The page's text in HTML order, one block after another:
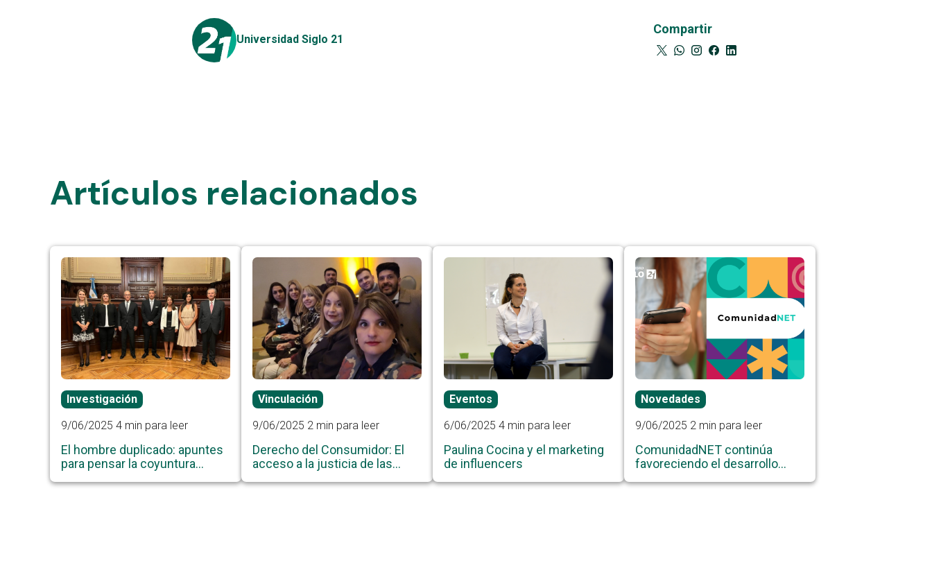
Universidad Siglo 21
Compartir
Artículos relacionados
Investigación
9/06/2025 4 min para leer
El hombre duplicado: apuntes
para pensar la coyuntura
Vinculación
9/06/2025 2 min para leer
Derecho del Consumidor: El
acceso a la justicia de las
Eventos
6/06/2025 4 min para leer
Paulina Cocina y el marketing
de influencers
Novedades
9/06/2025 2 min para leer
ComunidadNET continúa
favoreciendo el desarrollo